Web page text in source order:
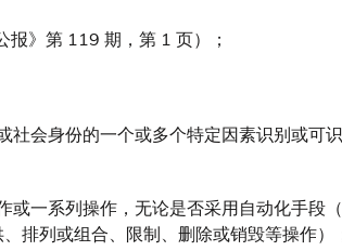
》第 119 期，第 1 页）；
社会身份的一个或多个特定因素识别或可
或一系列操作，无论是否采用自动化手段
排列或组合、限制、删除或销毁等操作）